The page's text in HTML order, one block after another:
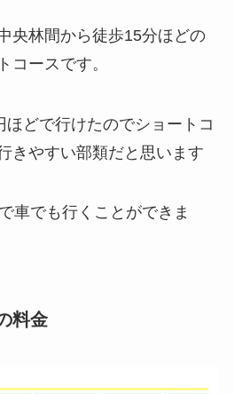
央林間から徒歩15分ほどの
コースです。
どで行けたのでショートコ
きやすい部類だと思います
車でも行くことができま
料金